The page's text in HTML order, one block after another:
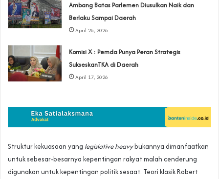
Ambang Batas Parlemen Diusulkan Naik dan
Berlaku Sampai Daerah
April 26, 2026
Komisi X : Pemda Punya Peran Strategis
SukseskanTKA di Daerah
April 17, 2026
Struktur kekuasaan yang legislative heavybukannya dimanfaatkan
untuk sebesar-besarnya kepentingan rakyat malah cenderung
digunakan untuk kepentingan politik sesaat. Teori klasik Robert